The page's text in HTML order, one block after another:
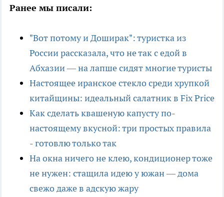
Ранее мы писали:
"Вот потому и Доширак": туристка из
России рассказала, что не так с едой в
Абхазии — на лапше сидят многие туристы
Настоящее иранское стекло среди хрупкой
китайщины: идеальный салатник в Fix Price
Как сделать квашеную капусту по-
настоящему вкусной: три простых правила
- готовлю только так
На окна ничего не клею, кондиционер тоже
не нужен: стащила идею у южан — дома
свежо даже в адскую жару